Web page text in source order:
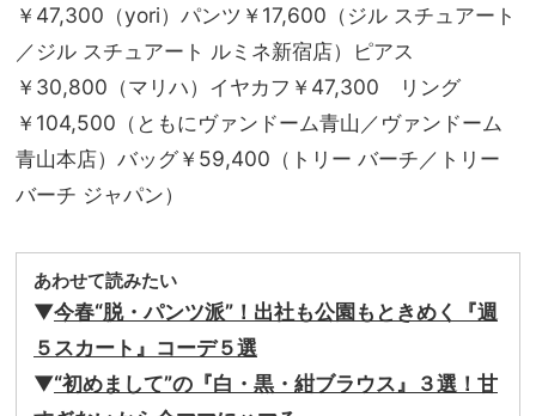
￥47,300（yori）パンツ￥17,600（ジル スチュアート
／ジル スチュアート ルミネ新宿店）ピアス
￥30,800（マリハ）イヤカフ￥47,300 リング
￥104,500（ともにヴァンドーム青山／ヴァンドーム
青山本店）バッグ￥59,400（トリー バーチ／トリー
バーチ ジャパン）
あわせて読みたい
▼今春“脱・パンツ派”！出社も公園もときめく『週
５スカート』コーデ５選
▼“初めまして”の『白・黒・紺ブラウス』３選！甘